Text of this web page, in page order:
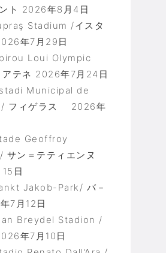
ト 2026年8月4日
Stadium /イスタ
年7月29日
Loui Olympic
テネ 2026年7月24日
Municipal de
フィゲラス
2026年
Geoffroy
ン＝テティエンヌ
日
Jakob-Park/ バ－
7月12日
Breydel Stadion /
年7月10日